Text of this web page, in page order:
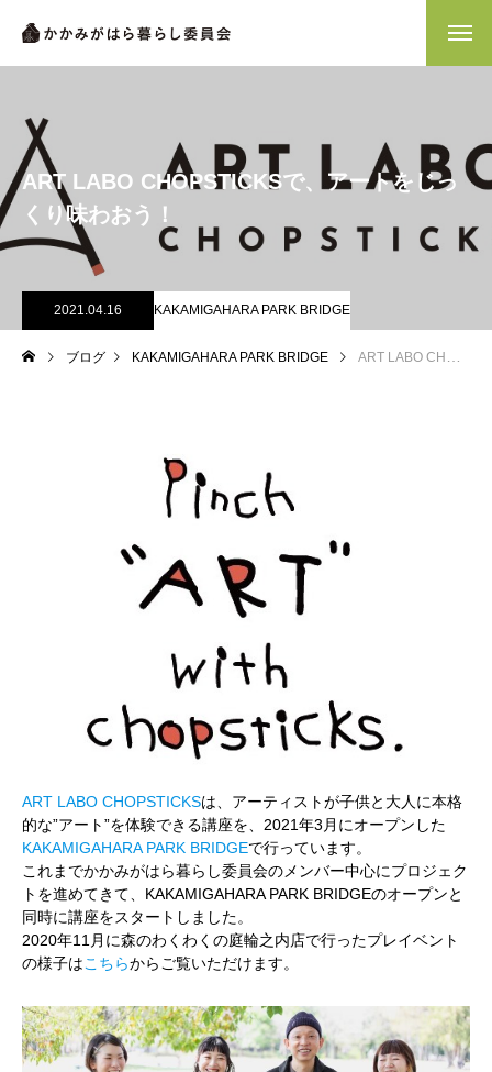
ART LABO CHOPSTICKSで、アートをじっ
くり味わおう！
2021.04.16 KAKAMIGAHARA PARK BRIDGE
ブログ KAKAMIGAHARA PARK BRIDGE ART LABO CHOPSTICKSで、アートをじっくり味わおう！
ART LABO CHOPSTICKSは、アーティストが子供と大人に本格
的な”アート”を体験できる講座を、2021年3月にオープンした
KAKAMIGAHARA PARK BRIDGEで行っています。
これまでかかみがはら暮らし委員会のメンバー中心にプロジェク
トを進めてきて、KAKAMIGAHARA PARK BRIDGEのオープンと
同時に講座をスタートしました。
2020年11月に森のわくわくの庭輪之内店で行ったプレイベント
の様子はこちらからご覧いただけます。